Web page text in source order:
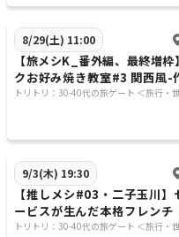
8/29(土) 11:00
【旅メシK_番外編、最終増枠
クお好み焼き教室#3 関西風-
べよう- あのオタフクソース
トリトリ：30-40代の旅ゲート ＜旅行・
9/3(木) 19:30
【推しメシ#03・二子玉川】
ービスが生んだ本格フレンチ
加者限定】
トリトリ：30-40代の旅ゲート ＜旅行・